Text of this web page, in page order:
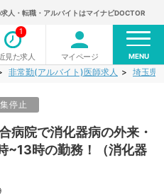
人・転職・アルバイトはマイナビDOCTOR
見た求人
1
マイページ MENU
非常勤(アルバイト)医師求人 埼玉県
停止
病院で消化器病の外来・
時の勤務！（消化器